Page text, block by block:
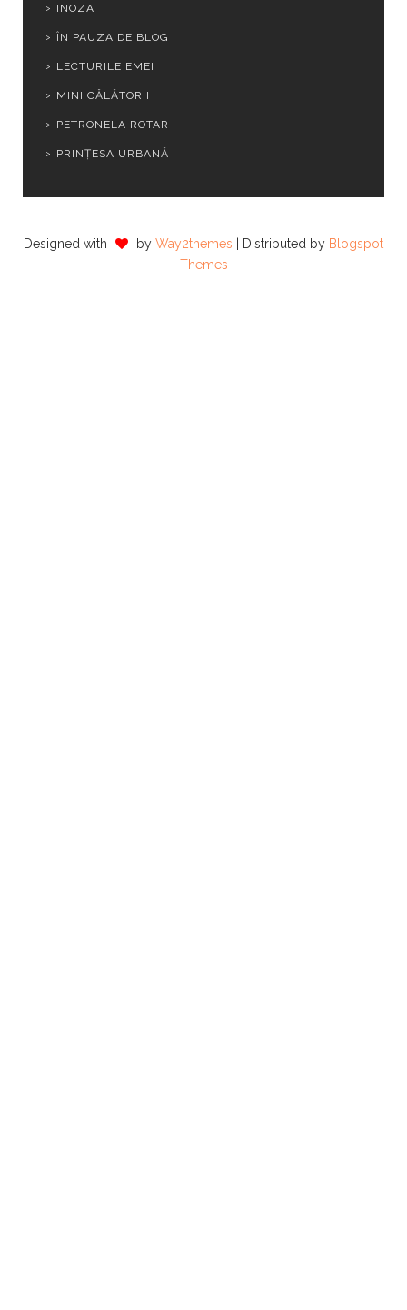
INOZA
ÎN PAUZA DE BLOG
LECTURILE EMEI
MINI CĂLĂTORII
PETRONELA ROTAR
PRINȚESA URBANĂ
Designed with by Way2themes | Distributed by Blogspot
Themes